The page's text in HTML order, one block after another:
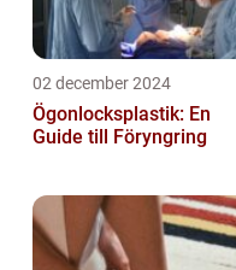
02 december 2024
Ögonlocksplastik: En
Guide till Föryngring